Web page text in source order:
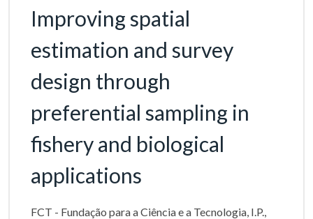
Improving spatial
estimation and survey
design through
preferential sampling in
fishery and biological
applications
FCT - Fundação para a Ciência e a Tecnologia, I.P.,